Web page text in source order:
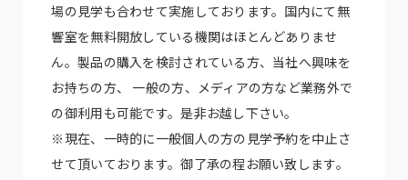
場の見学も合わせて実施しております。国内にて無
響室を無料開放している機関はほとんどありませ
ん。製品の購入を検討されている方、当社へ興味を
お持ちの方、 一般の方、メディアの方など業務外で
の御利用も可能です。是非お越し下さい。
※現在、一時的に一般個人の方の見学予約を中止さ
せて頂いております。御了承の程お願い致します。